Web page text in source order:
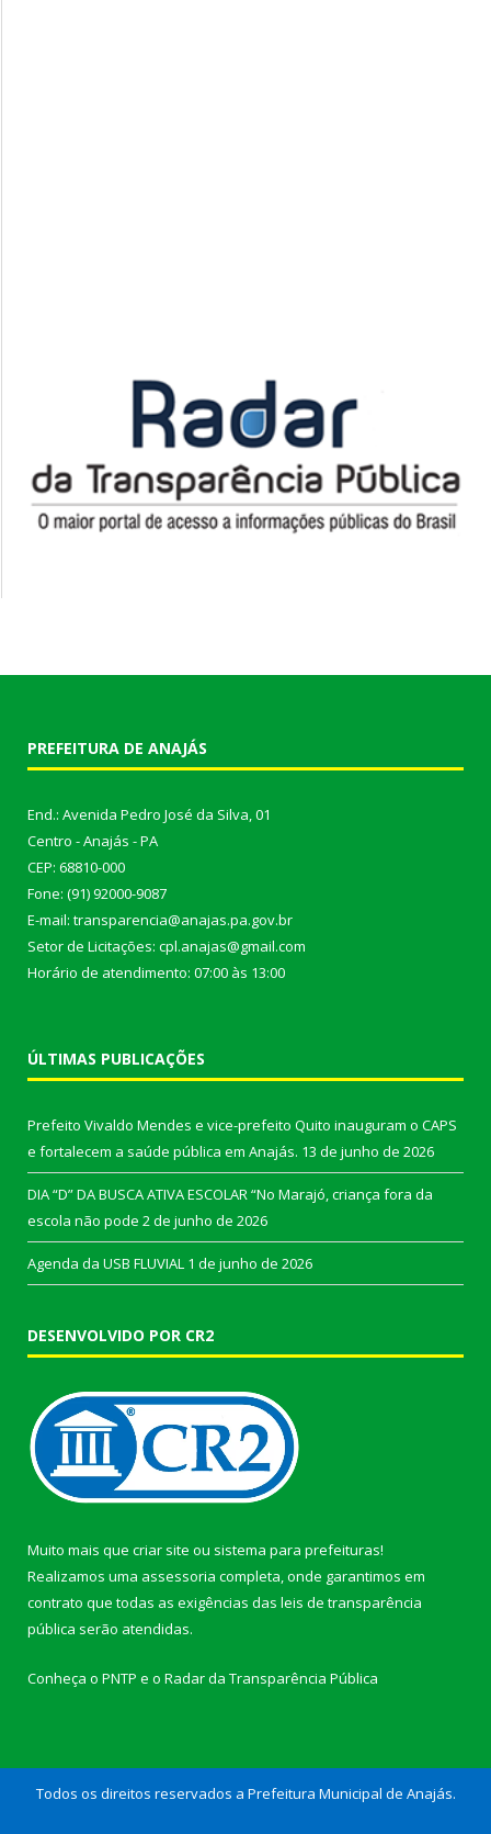
PREFEITURA DE ANAJÁS
End.: Avenida Pedro José da Silva, 01
Centro - Anajás - PA
CEP: 68810-000
Fone: (91) 92000-9087
E-mail: transparencia@anajas.pa.gov.br
Setor de Licitações: cpl.anajas@gmail.com
Horário de atendimento: 07:00 às 13:00
ÚLTIMAS PUBLICAÇÕES
Prefeito Vivaldo Mendes e vice-prefeito Quito inauguram o CAPS
e fortalecem a saúde pública em Anajás. 13 de junho de 2026
DIA “D” DA BUSCA ATIVA ESCOLAR “No Marajó, criança fora da
escola não pode 2 de junho de 2026
Agenda da USB FLUVIAL 1 de junho de 2026
DESENVOLVIDO POR CR2
Muito mais que criar site ou sistema para prefeituras!
Realizamos uma assessoria completa, onde garantimos em
contrato que todas as exigências das leis de transparência
pública serão atendidas.
Conheça o PNTP e o Radar da Transparência Pública
Todos os direitos reservados a Prefeitura Municipal de Anajás.